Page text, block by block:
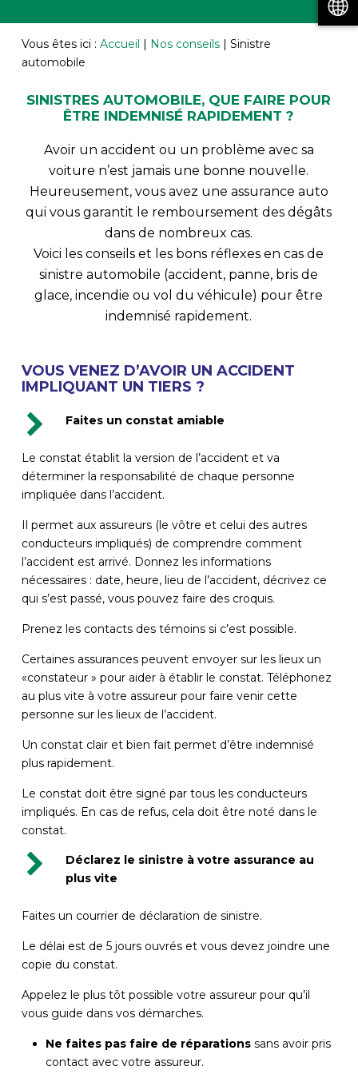
Vous êtes ici : Accueil | Nos conseils| Sinistre
automobile
SINISTRES AUTOMOBILE, QUE FAIRE POUR
ÊTRE INDEMNISÉ RAPIDEMENT ?
Avoir un accident ou un problème avec sa
voiture n’est jamais une bonne nouvelle.
Heureusement, vous avez une assurance auto
qui vous garantit le remboursement des dégâts
dans de nombreux cas.
Voici les conseils et les bons réflexes en cas de
sinistre automobile (accident, panne, bris de
glace, incendie ou vol du véhicule) pour être
indemnisé rapidement.
VOUS VENEZ D’AVOIR UN ACCIDENT
IMPLIQUANT UN TIERS ?
Faites un constat amiable
Le constat établit la version de l’accident et va
déterminer la responsabilité de chaque personne
impliquée dans l’accident.
Il permet aux assureurs (le vôtre et celui des autres
conducteurs impliqués) de comprendre comment
l’accident est arrivé. Donnez les informations
nécessaires : date, heure, lieu de l’accident, décrivez ce
qui s’est passé, vous pouvez faire des croquis.
Prenez les contacts des témoins si c’est possible.
Certaines assurances peuvent envoyer sur les lieux un
«constateur » pour aider à établir le constat. Téléphonez
au plus vite à votre assureur pour faire venir cette
personne sur les lieux de l’accident.
Un constat clair et bien fait permet d’être indemnisé
plus rapidement.
Le constat doit être signé par tous les conducteurs
impliqués. En cas de refus, cela doit être noté dans le
constat.
Déclarez le sinistre à votre assurance au
plus vite
Faites un courrier de déclaration de sinistre.
Le délai est de 5 jours ouvrés et vous devez joindre une
copie du constat.
Appelez le plus tôt possible votre assureur pour qu’il
vous guide dans vos démarches.
Ne faites pas faire de réparationssans avoir pris
contact avec votre assureur.